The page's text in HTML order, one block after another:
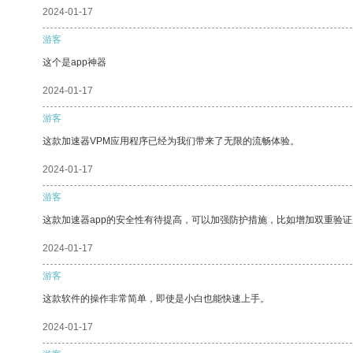
2024-01-17
游客
这个是app神器
2024-01-17
游客
这款加速器VPM应用程序已经为我们带来了无限的流畅体验。
2024-01-17
游客
这款加速器app的安全性有待提高，可以加强防护措施，比如增加双重验
2024-01-17
游客
这款软件的操作非常简单，即使是小白也能快速上手。
2024-01-17